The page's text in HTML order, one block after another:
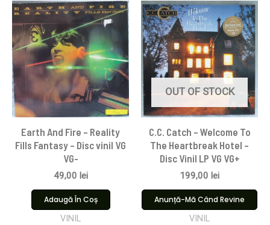
Earth And Fire – Reality
Fills Fantasy – Disc vinil VG
VG-
49,00 lei
Adaugă În Coș
VINIL
OUT OF STOCK
C.C. Catch – Welcome To
The Heartbreak Hotel –
Disc Vinil LP VG VG+
199,00 lei
Anunță-Mă Când Revine
VINIL